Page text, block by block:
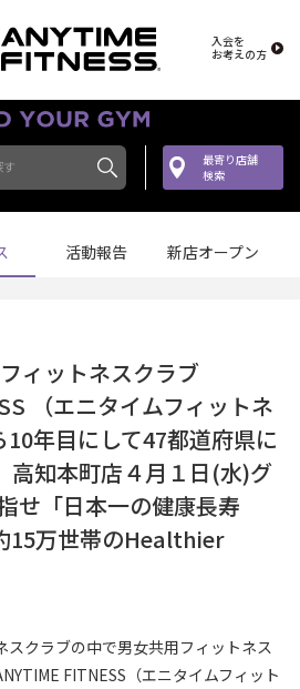
入会を
お考えの方
最寄り店舗
検索
活動報告 新店オープン
ィットネスクラブ
（エニタイムフィットネ
年目にして47都道府県に
知本町店４月１日(水)グ
せ「日本一の健康長寿
15万世帯のHealthier
クラブの中で男女共用フィットネス
FITNESS（エニタイムフィット